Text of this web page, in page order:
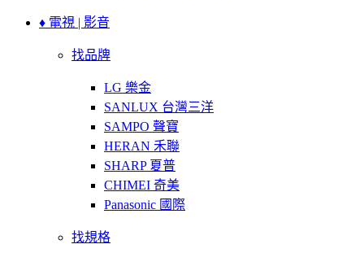
♦ 電視 | 影音
找品牌
LG 樂金
SANLUX 台灣三洋
SAMPO 聲寶
HERAN 禾聯
SHARP 夏普
CHIMEI 奇美
Panasonic 國際
找規格